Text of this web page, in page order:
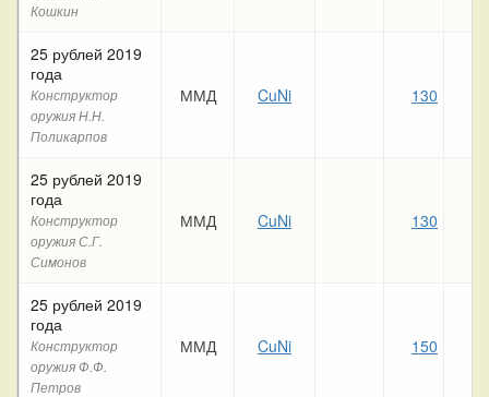
Кошкин
25 рублей 2019
года
Конструктор
оружия Н.Н.
Поликарпов
ММД CuNi 130
25 рублей 2019
года
Конструктор
оружия С.Г.
Симонов
ММД CuNi 130
25 рублей 2019
года
Конструктор
оружия Ф.Ф.
Петров
ММД CuNi 150